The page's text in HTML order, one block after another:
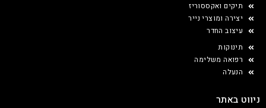
תיקים ואקססוריז
יצירה ומוצרי נייר
עיצוב החדר
תינוקות
רפואה משלימה
הנעלה
ניווט באתר